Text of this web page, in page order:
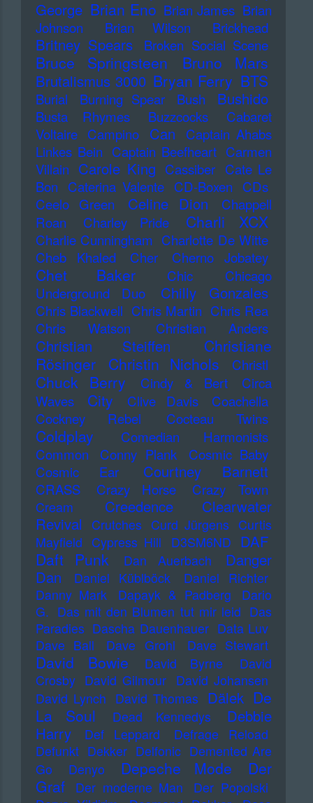
George Brian Eno Brian James Brian
Johnson
Brian Wilson Brickhead
Britney Spears Broken Social Scene
Bruce Springsteen Bruno Mars
Brutalismus 3000 Bryan Ferry BTS
Burial Burning Spear Bush Bushido
Busta Rhymes Buzzcocks
Cabaret
Voltaire Campino Can
Captain Ahabs
Linkes Bein Captain Beefheart Carmen
Villain Carole King Cassiber Cate Le
Bon
Caterina Valente CD-Boxen
CDs
Ceelo Green
Celine Dion
Chappell
Roan
Charley Pride Charli XCX
Charlie Cunningham Charlotte De Witte
Cheb Khaled
Cher Cherno Jobatey
Chet Baker Chic
Chicago
Underground Duo
Chilly Gonzales
Chris Blackwell Chris Martin Chris Rea
Chris Watson
Christian Anders
Christian Steiffen
Christiane
Rösinger
Christin Nichols Christl
Chuck Berry Cindy & Bert
Circa
Waves
City Clive Davis
Coachella
Cockney Rebel
Cocteau Twins
Coldplay
Comedian Harmonists
Common
Conny Plank
Cosmic Baby
Cosmic Ear
Courtney Barnett
CRASS Crazy Horse Crazy Town
Cream
Creedence Clearwater
Revival
Crutches Curd Jürgens Curtis
Mayfield Cypress Hill D3SM6ND DAF
Daft Punk Dan Auerbach
Danger
Dan
Daniel Küblböck
Daniel Richter
Danny Mark
Dapayk & Padberg
Dario
G. Das mit den Blumen tut mir leid Das
Paradies Dascha Dauenhauer Data Luv
Dave Ball
Dave Grohl Dave Stewart
David Bowie David Byrne
David
Crosby David Gilmour David Johansen
David Lynch David Thomas Dälek De
La Soul
Dead Kennedys
Debbie
Harry
Def Leppard
Defrage Reload
Defunkt Dekker Delfonic Demented Are
Go
Denyo Depeche Mode
Der
Graf
Der moderne Man
Der Popolski